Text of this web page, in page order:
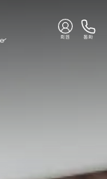
회원 통화